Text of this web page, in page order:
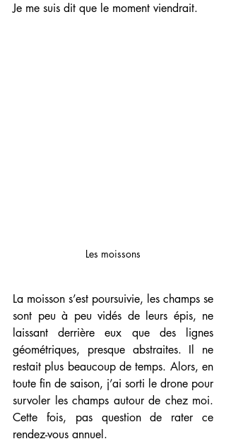
Je me suis dit que le moment viendrait.
Les moissons
La moisson s’est poursuivie, les champs se
sont peu à peu vidés de leurs épis, ne
laissant derrière eux que des lignes
géométriques, presque abstraites. Il ne
restait plus beaucoup de temps. Alors, en
toute fin de saison, j’ai sorti le drone pour
survoler les champs autour de chez moi.
Cette fois, pas question de rater ce
rendez-vous annuel.